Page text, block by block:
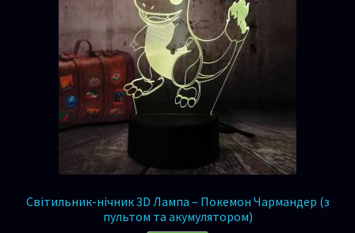
Світильник-нічник 3D Лампа – Покемон Чармандер (з
пультом та акумулятором)